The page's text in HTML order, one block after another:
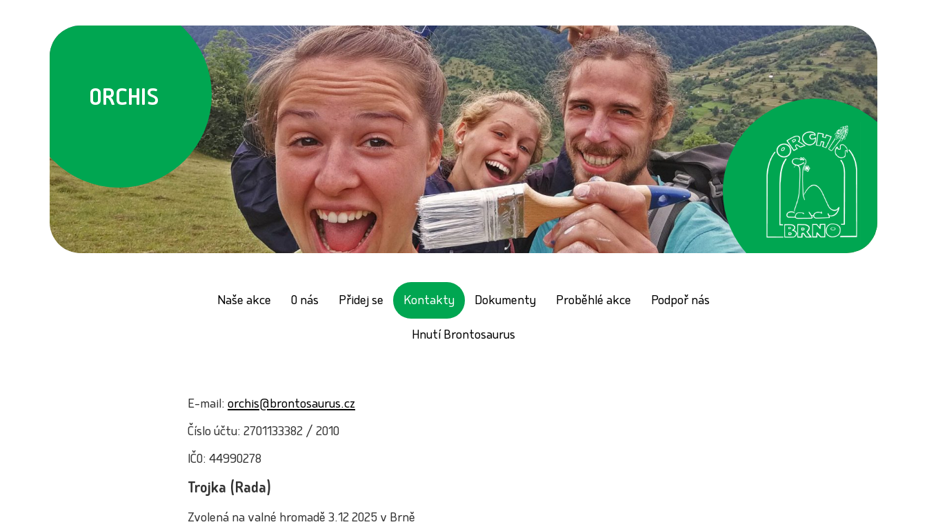
ORCHIS
Naše akce O nás Přidej se Kontakty Dokumenty Proběhlé akce
Podpoř nás
Hnutí Brontosaurus
E-mail: orchis@brontosaurus.cz
Číslo účtu: 2701133382 / 2010
IČO: 44990278
Trojka (Rada)
Zvolená na valné hromadě 3.12 2025 v Brně